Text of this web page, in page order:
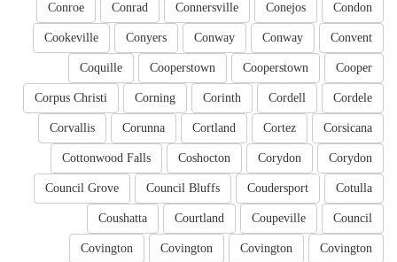
Condon
Conejos
Connersville
Conrad
Conroe
Convent
Conway
Conway
Conyers
Cookeville
Cooper
Cooperstown
Cooperstown
Coquille
Cordele
Cordell
Corinth
Corning
Corpus Christi
Corsicana
Cortez
Cortland
Corunna
Corvallis
Corydon
Corydon
Coshocton
Cottonwood Falls
Cotulla
Coudersport
Council Bluffs
Council Grove
Council
Coupeville
Courtland
Coushatta
Covington
Covington
Covington
Covington